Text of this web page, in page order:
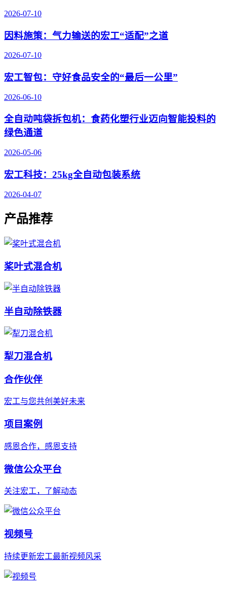
2026-07-10
因料施策：气力输送的宏工“适配”之道
2026-07-10
宏工智包：守好食品安全的“最后一公里”
2026-06-10
全自动吨袋拆包机：食药化塑行业迈向智能投料的
绿色通道
2026-05-06
宏工科技：25kg全自动包装系统
2026-04-07
产品推荐
桨叶式混合机
半自动除铁器
犁刀混合机
合作伙伴
宏工与您共创美好未来
项目案例
感恩合作，感恩支持
微信公众平台
关注宏工，了解动态
视频号
持续更新宏工最新视频风采